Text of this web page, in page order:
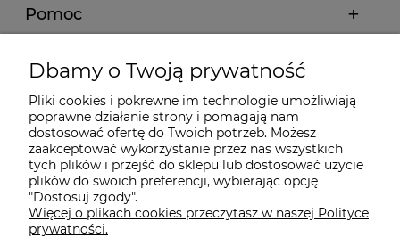
Pomoc
Moje konto
Płatności i dostawa
Informacje
O nas
Dbamy o Twoją prywatność
Pliki cookies i pokrewne im technologie umożliwiają
poprawne działanie strony i pomagają nam
dostosować ofertę do Twoich potrzeb. Możesz
zaakceptować wykorzystanie przez nas wszystkich
tych plików i przejść do sklepu lub dostosować użycie
plików do swoich preferencji, wybierając opcję
"Dostosuj zgody".
Więcej o plikach cookies przeczytasz w naszej Polityce
prywatności.